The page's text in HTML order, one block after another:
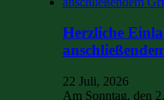
Herzliche
22 Juli, 2026
Am Sonntag, den